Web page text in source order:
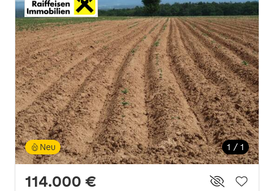
1 / 1
Neu
114.000 €